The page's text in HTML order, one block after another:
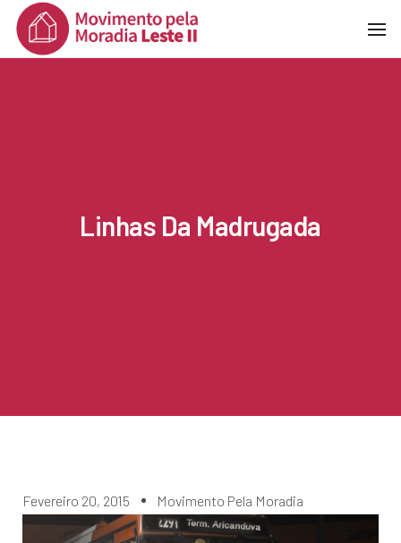
Linhas Da Madrugada
Fevereiro 20, 2015 Movimento Pela Moradia